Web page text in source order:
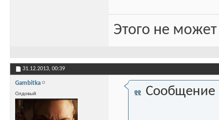
Этого не
31.12.2013, 00:39
Gambitka
Олдовый Сообщение